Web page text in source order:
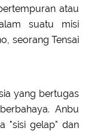
atau
suatu misi
seorang Tensai
yang bertugas
Anbu
"sisi gelap" dan